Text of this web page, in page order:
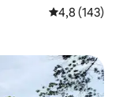
4,8 de uma
4,8 (143)